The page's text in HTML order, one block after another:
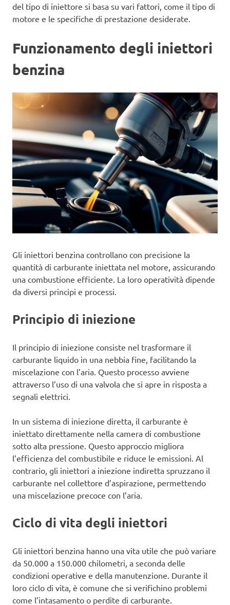
del tipo di iniettore si basa su vari fattori, come il tipo di
motore e le specifiche di prestazione desiderate.
Funzionamento degli iniettori
benzina
Gli iniettori benzina controllano con precisione la
quantità di carburante iniettata nel motore, assicurando
una combustione efficiente. La loro operatività dipende
da diversi principi e processi.
Principio di iniezione
Il principio di iniezione consiste nel trasformare il
carburante liquido in una nebbia fine, facilitando la
miscelazione con l’aria. Questo processo avviene
attraverso l’uso di una valvola che si apre in risposta a
segnali elettrici.
In un sistema di iniezione diretta, il carburante è
iniettato direttamente nella camera di combustione
sotto alta pressione. Questo approccio migliora
l’efficienza del combustibile e riduce le emissioni. Al
contrario, gli iniettori a iniezione indiretta spruzzano il
carburante nel collettore d’aspirazione, permettendo
una miscelazione precoce con l’aria.
Ciclo di vita degli iniettori
Gli iniettori benzina hanno una vita utile che può variare
da 50.000 a 150.000 chilometri, a seconda delle
condizioni operative e della manutenzione. Durante il
loro ciclo di vita, è comune che si verifichino problemi
come l’intasamento o perdite di carburante.